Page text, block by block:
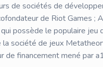
de sociétés de
de Riot Games ;
possède le populaire jeu
société de jeux
de financement mené par